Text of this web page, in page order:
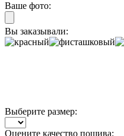
Ваше фото:
Вы заказывали:
Выберите размер:
Оцените качество пошива: